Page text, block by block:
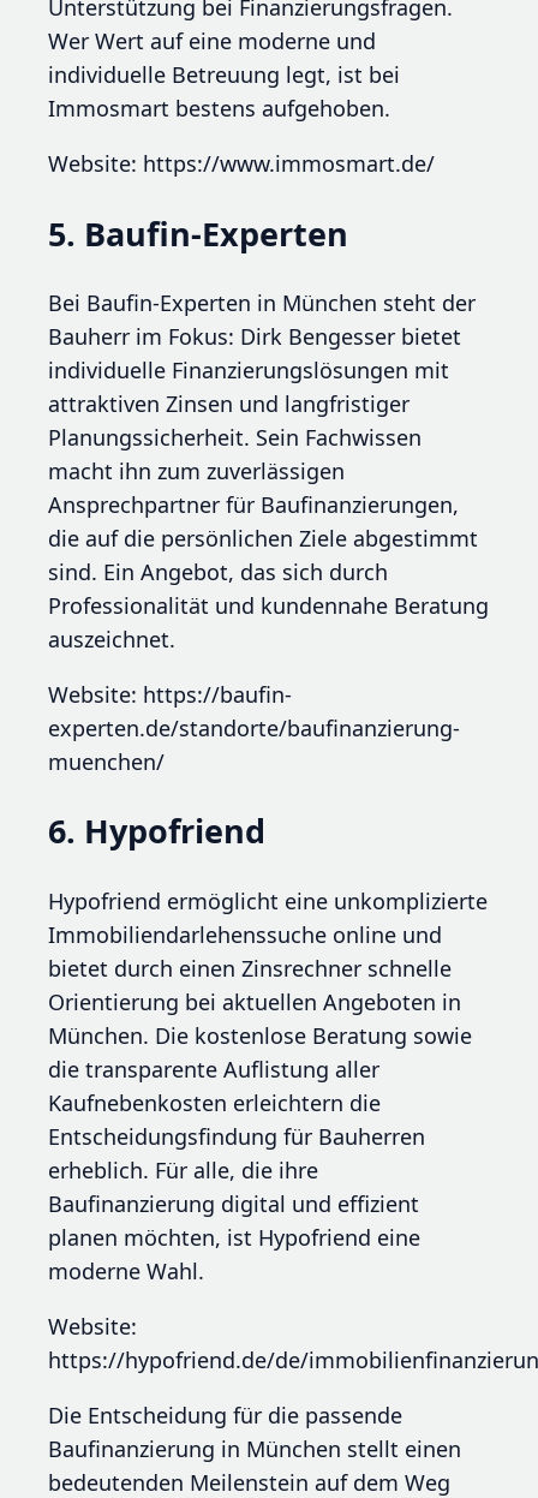
Unterstützung bei Finanzierungsfragen.
Wer Wert auf eine moderne und
individuelle Betreuung legt, ist bei
Immosmart bestens aufgehoben.
Website: https://www.immosmart.de/
5. Baufin-Experten
Bei Baufin-Experten in München steht der
Bauherr im Fokus: Dirk Bengesser bietet
individuelle Finanzierungslösungen mit
attraktiven Zinsen und langfristiger
Planungssicherheit. Sein Fachwissen
macht ihn zum zuverlässigen
Ansprechpartner für Baufinanzierungen,
die auf die persönlichen Ziele abgestimmt
sind. Ein Angebot, das sich durch
Professionalität und kundennahe Beratung
auszeichnet.
Website: https://baufin-
experten.de/standorte/baufinanzierung-
muenchen/
6. Hypofriend
Hypofriend ermöglicht eine unkomplizierte
Immobiliendarlehenssuche online und
bietet durch einen Zinsrechner schnelle
Orientierung bei aktuellen Angeboten in
München. Die kostenlose Beratung sowie
die transparente Auflistung aller
Kaufnebenkosten erleichtern die
Entscheidungsfindung für Bauherren
erheblich. Für alle, die ihre
Baufinanzierung digital und effizient
planen möchten, ist Hypofriend eine
moderne Wahl.
Website:
https://hypofriend.de/de/
Die Entscheidung für die passende
Baufinanzierung in München stellt einen
bedeutenden Meilenstein auf dem Weg